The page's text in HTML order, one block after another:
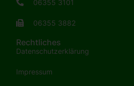
06355 3101
06355 3882
Rechtliches
Datenschutzerklärung
Impressum